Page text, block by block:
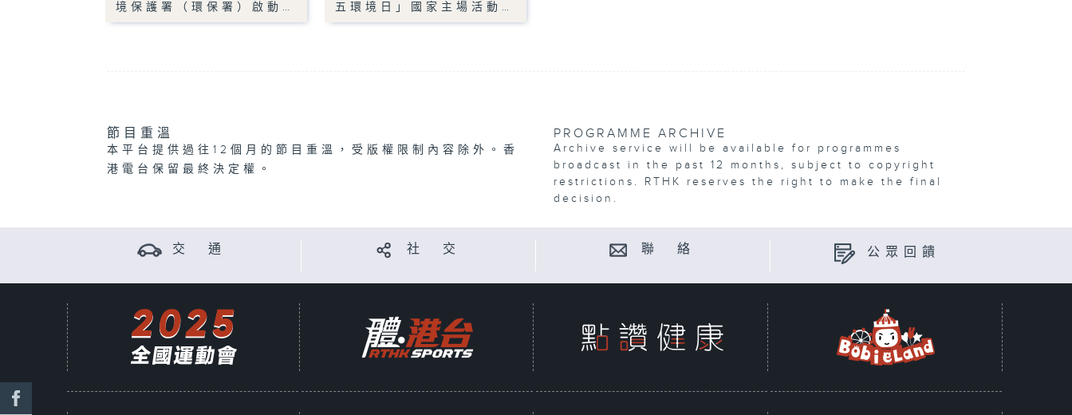
境保護署（環保署）啟動…
五環境日」國家主場活動…
節目重溫
本平台提供過往12個月的節目重溫，受版權限制內容除外。香
港電台保留最終決定權。
PROGRAMME ARCHIVE
Archive service will be available for programmes
broadcast in the past 12 months, subject to copyright
restrictions. RTHK reserves the right to make the final
decision.
交 通 社 交 聯 絡 公眾回饋